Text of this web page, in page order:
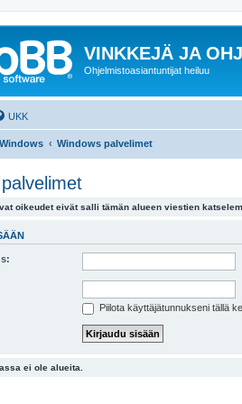
VINKKEJÄ JA
Ohjelmistoasiantuntijat heiluu
UKK
Windows Windows palvelimet
oikeudet eivät salli tämän alueen viestien
Piilota käyttäjätunnukseni tällä
ei ole alueita.